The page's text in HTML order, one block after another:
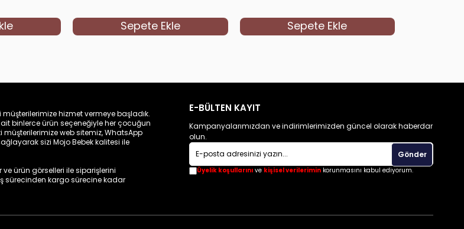
Sepete Ekle Sepete Ekle
hizmet vermeye başladık.
binlerce ürün seçeneğiyle her çocuğun
müşterilerimize web sitemiz, WhatsApp
sizi Mojo Bebek kalitesi ile
ve ürün görselleri ile siparişlerini
sürecinden kargo sürecine kadar
E-BÜLTEN KAYIT
Kampanyalarımızdan ve indirimlerimizden güncel olarak haberdar
olun.
Gönder
Üyelik koşullarınıve kişisel verileriminkorunmasını kabul ediyorum.